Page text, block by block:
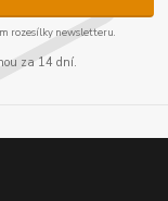
rozesílky newsletteru.
za 14 dní.